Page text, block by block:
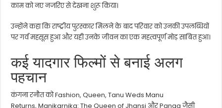
काम को नए नजरिए से देखना शुरू किया।
उन्होंने कहा कि राष्ट्रीय पुरस्कार मिलने के बाद परिवार को उनकी उपलब्धियों
पर गर्व महसूस हुआ और यही उनके जीवन का एक महत्वपूर्ण मोड़ साबित हुआ।
कई यादगार फिल्मों से बनाई अलग
पहचान
कंगना रनौत कोFashion,Queen,Tanu Weds Manu
Returns,Manikarnika: The Queen of Jhansi औरPanga जैसी